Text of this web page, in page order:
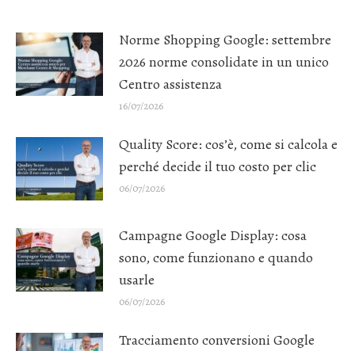
Norme Shopping Google: settembre
2026 norme consolidate in un unico
Centro assistenza
16/07/2026
Quality Score: cos’è, come si calcola e
perché decide il tuo costo per clic
06/07/2026
Campagne Google Display: cosa
sono, come funzionano e quando
usarle
06/07/2026
Tracciamento conversioni Google